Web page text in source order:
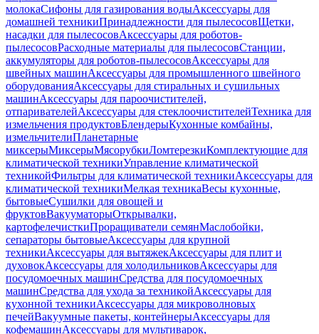
молокаСифоны для газирования водыАксессуары для
домашней техникиПринадлежности для пылесосовЩетки,
насадки для пылесосовАксессуары для роботов-
пылесосовРасходные материалы для пылесосовСтанции,
аккумуляторы для роботов-пылесосовАксессуары для
швейных машинАксессуары для промышленного швейного
оборудованияАксессуары для стиральных и сушильных
машинАксессуары для пароочистителей,
отпаривателейАксессуары для стеклоочистителейТехника для
измельчения продуктовБлендерыКухонные комбайны,
измельчителиПланетарные
миксерыМиксерыМясорубкиЛомтерезкиКомплектующие для
климатической техникиУправление климатической
техникойФильтры для климатической техникиАксессуары для
климатической техникиМелкая техникаВесы кухонные,
бытовыеСушилки для овощей и
фруктовВакууматорыОткрывалки,
картофелечисткиПроращиватели семянМаслобойки,
сепараторы бытовыеАксессуары для крупной
техникиАксессуары для вытяжекАксессуары для плит и
духовокАксессуары для холодильниковАксессуары для
посудомоечных машинСредства для посудомоечных
машинСредства для ухода за техникойАксессуары для
кухонной техникиАксессуары для микроволновых
печейВакуумные пакеты, контейнерыАксессуары для
кофемашинАксессуары для мультиварок,